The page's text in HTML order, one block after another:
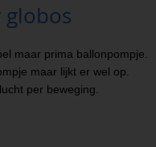
maar prima ballonpompje.
maar lijkt er wel op.
per beweging.